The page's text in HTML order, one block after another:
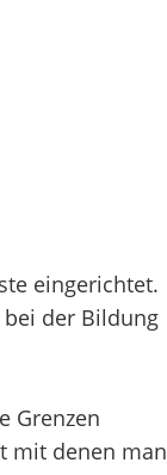
eingerichtet.
der Bildung
Grenzen
mit denen man